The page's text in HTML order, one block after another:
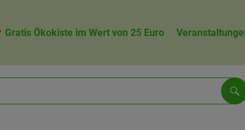
Gratis Ökokiste im Wert von 25 Euro